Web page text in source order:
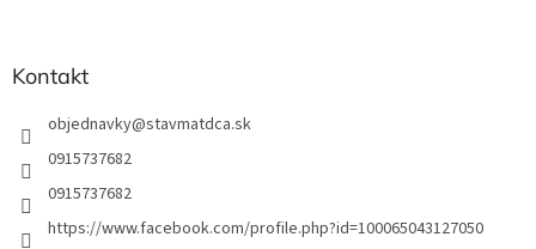
Kontakt
objednavky@stavmatdca.sk
0915737682
0915737682
https://www.facebook.com/profile.php?id=100065043127050